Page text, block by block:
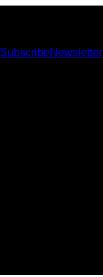
SubscribeNewsletter